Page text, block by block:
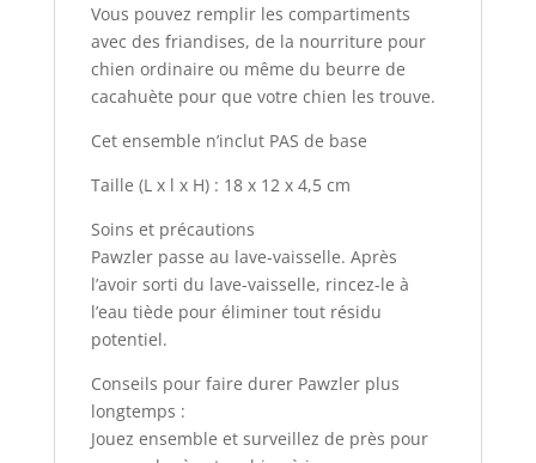
Vous pouvez remplir les compartiments
avec des friandises, de la nourriture pour
chien ordinaire ou même du beurre de
cacahuète pour que votre chien les trouve.
Cet ensemble n’inclut PAS de base
Taille (L x l x H) : 18 x 12 x 4,5 cm
Soins et précautions
Pawzler passe au lave-vaisselle. Après
l’avoir sorti du lave-vaisselle, rincez-le à
l’eau tiède pour éliminer tout résidu
potentiel.
Conseils pour faire durer Pawzler plus
longtemps :
Jouez ensemble et surveillez de près pour